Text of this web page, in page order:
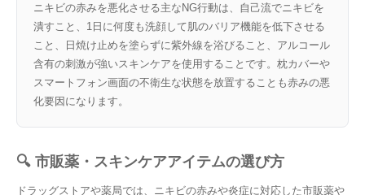
ニキビの赤みを悪化させる主なNG行動は、自己流でニキビを
潰すこと、1日に何度も洗顔して肌のバリア機能を低下させる
こと、日焼け止めを塗らずに紫外線を浴びること、アルコール
含有の刺激が強いスキンケアを使用することです。枕カバーや
スマートフォン画面の不衛生な状態を放置することも赤みの悪
化要因になります。
🔍 市販薬・スキンケアアイテムの選び方
ドラッグストアや薬局では、ニキビの赤みや炎症に対応した市販薬や